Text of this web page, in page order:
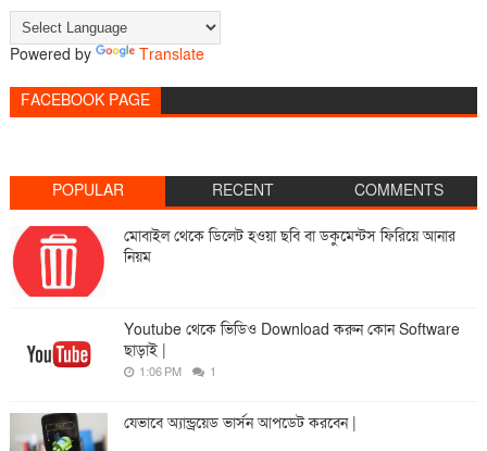
Powered by Translate
FACEBOOK PAGE
POPULAR RECENT COMMENTS
মোবাইল থেকে ডিলেট হওয়া ছবি বা ডকুমেন্টস ফিরিয়ে আনার
নিয়ম
Youtube থেকে ভিডিও Download করুন কোন Software
ছাড়াই |
1:06 PM 1
যেভাবে অ্যান্ড্রয়েড ভার্সন আপডেট করবেন |